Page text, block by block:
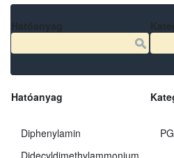
Hatóanyag
Diphenylamin PG